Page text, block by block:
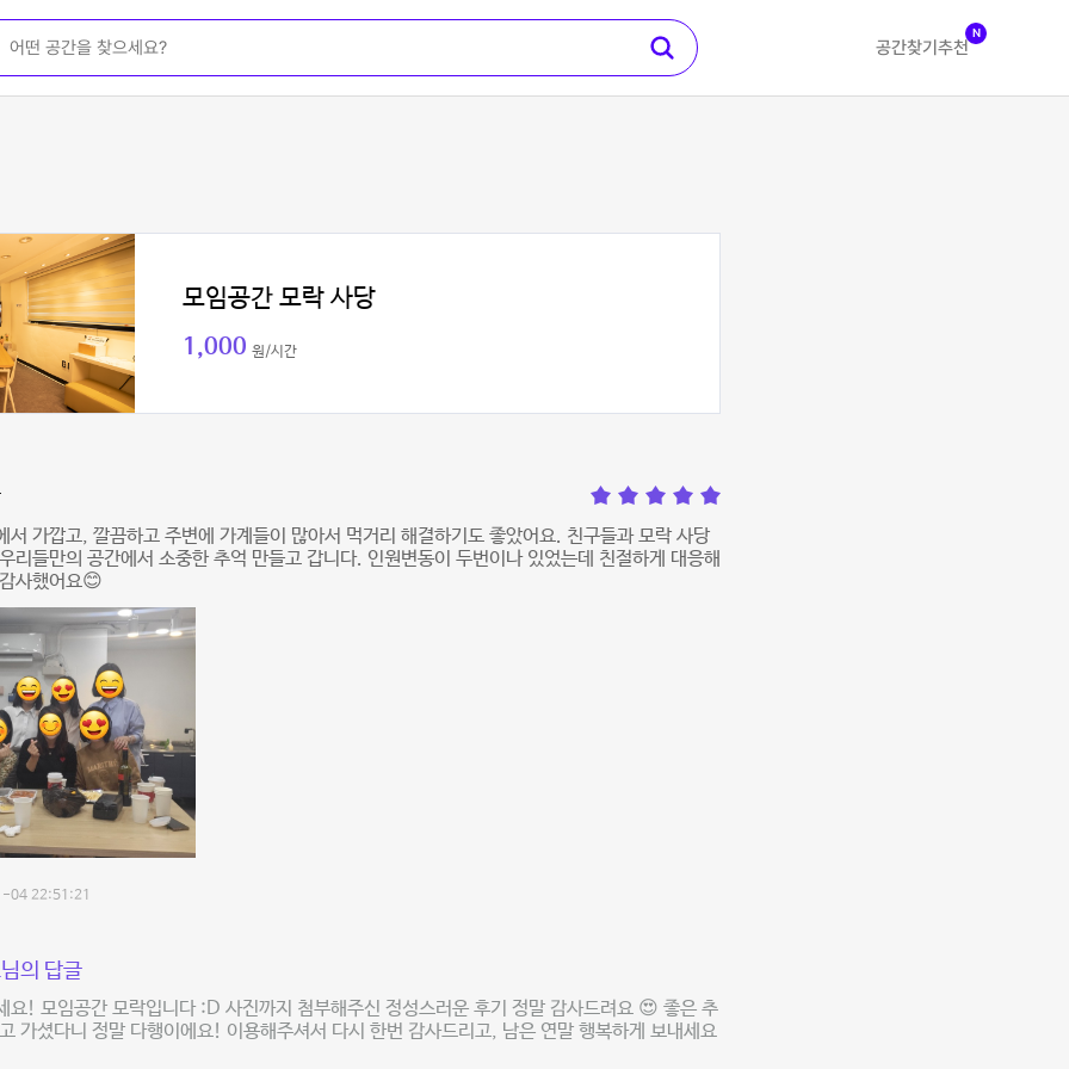
공간찾기 추천
N
모임공간 모락 사당
1,000 원/시간
서 가깝고, 깔끔하고 주변에 가계들이 많아서 먹거리 해결하기도 좋았어요. 친구들과 모락 사당
리들만의 공간에서 소중한 추억 만들고 갑니다. 인원변동이 두번이나 있었는데 친절하게 대응해
사했어요😊
04 22:51:21
의 답글
요! 모임공간 모락입니다 :D 사진까지 첨부해주신 정성스러운 후기 정말 감사드려요 😍 좋은 추
가셨다니 정말 다행이에요! 이용해주셔서 다시 한번 감사드리고, 남은 연말 행복하게 보내세요